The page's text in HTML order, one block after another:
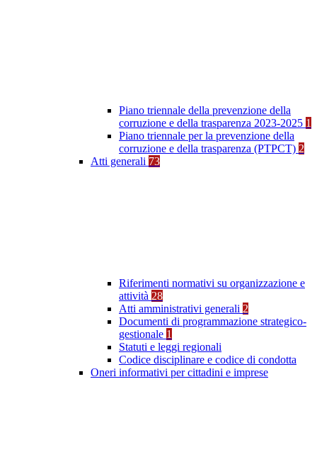
Piano triennale della prevenzione della
corruzione e della trasparenza 2023-2025 1
Piano triennale per la prevenzione della
corruzione e della trasparenza (PTPCT) 2
Atti generali 73
Riferimenti normativi su organizzazione e
attività 28
Atti amministrativi generali 2
Documenti di programmazione strategico-
gestionale 1
Statuti e leggi regionali
Codice disciplinare e codice di condotta
Oneri informativi per cittadini e imprese